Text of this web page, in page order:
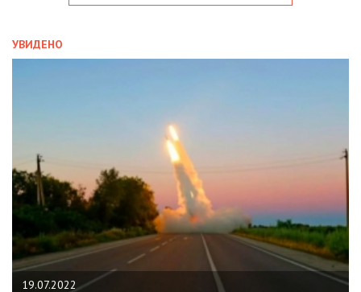
УВИДЕНО
19.07.2022